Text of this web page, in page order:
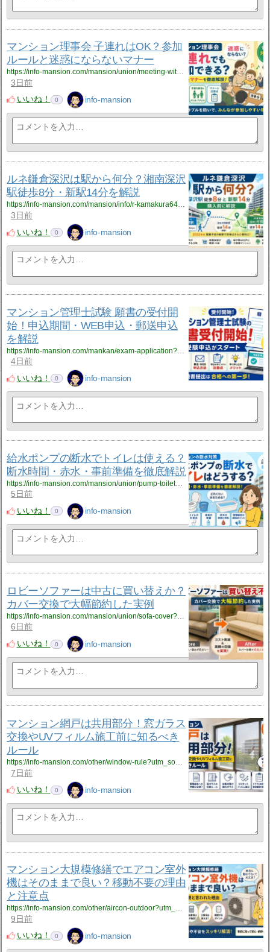
マンション理事会 子連れはOK？参加
ルールと迷惑にならないマナー
https://info-mansion.com/mansion/union/meeting-with-children?utm_source=rss&utm_medium=rss&utm_campaign=meeting-with-children
3日前
いいね！
0 info-mansion
ルネ鎌倉深沢は駅から何分？湘南深沢
駅徒歩8分・新駅14分を解説
https://info-mansion.com/mansion/info/r-kamakura645?utm_source=rss&utm_medium=rss&utm_campaign=r-kamakura645
3日前
いいね！
0 info-mansion
マンション管理士試験 願書の受付開
始！申込期間・WEB申込・郵送申込
を解説
4日前
いいね！
0 info-mansion
給水ポンプの断水でトイレは使える？
断水時間・赤水・事前準備を徹底解説
https://info-mansion.com/mansion/union/pump-toilet?utm_source=rss&utm_medium=rss&utm_campaign=pump-toilet
5日前
いいね！
0 info-mansion
ロビーソファーは中古に買い替えか？
カバー交換で大幅節約した実例
https://info-mansion.com/mansion/union/sofa-cover?utm_source=rss&utm_medium=rss&utm_campaign=sofa-cover
6日前
いいね！
0 info-mansion
マンション網戸は共用部分！窓ガラス
交換やUVフィルム施工前に知るべき
ルール
https://info-mansion.com/other/window-rule?utm_source=rss&utm_medium=rss&utm_campaign=window-rule
7日前
いいね！
0 info-mansion
マンション大規模修繕でエアコン室外
機はそのままで良い？移動不要の理由
と注意点
https://info-mansion.com/other/aircon-outdoor?utm_source=rss&utm_medium=rss&utm_campaign=aircon-outdoor
9日前
いいね！
0 info-mansion